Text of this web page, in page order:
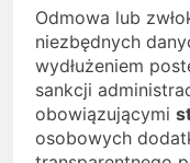
Odmowa lub
niezbędnych
wydłużeniem
sankcji
obowiązującymi
osobowych